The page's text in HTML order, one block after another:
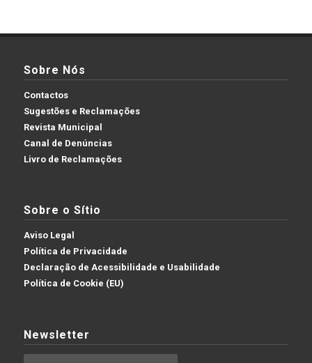
Sobre Nós
Contactos
Sugestões e Reclamações
Revista Municipal
Canal de Denúncias
Livro de Reclamações
Sobre o Sítio
Aviso Legal
Política de Privacidade
Declaração de Acessibilidade e Usabilidade
Política de Cookie (EU)
Newsletter